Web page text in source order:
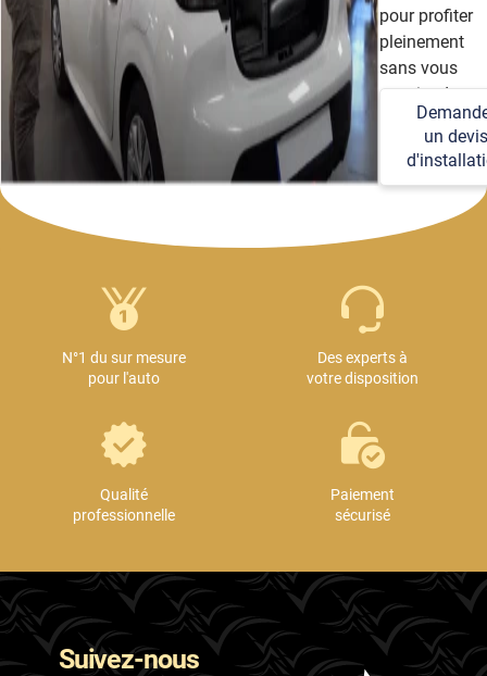
pour profiter
pleinement
sans vous
soucier des
détails
techniques et
logistiques.
un devis
N°1 du sur mesure
pour l'auto
Des experts à
votre disposition
Qualité
professionnelle
Paiement
sécurisé
Suivez-nous